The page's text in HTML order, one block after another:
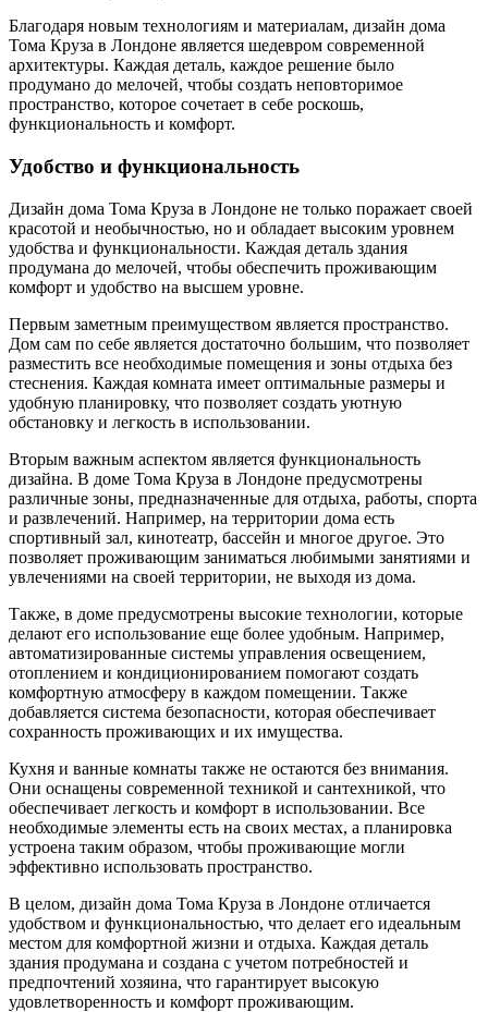
Благодаря новым технологиям и материалам, дизайн дома
Тома Круза в Лондоне является шедевром современной
архитектуры. Каждая деталь, каждое решение было
продумано до мелочей, чтобы создать неповторимое
пространство, которое сочетает в себе роскошь,
функциональность и комфорт.
Удобство и функциональность
Дизайн дома Тома Круза в Лондоне не только поражает своей
красотой и необычностью, но и обладает высоким уровнем
удобства и функциональности. Каждая деталь здания
продумана до мелочей, чтобы обеспечить проживающим
комфорт и удобство на высшем уровне.
Первым заметным преимуществом является пространство.
Дом сам по себе является достаточно большим, что позволяет
разместить все необходимые помещения и зоны отдыха без
стеснения. Каждая комната имеет оптимальные размеры и
удобную планировку, что позволяет создать уютную
обстановку и легкость в использовании.
Вторым важным аспектом является функциональность
дизайна. В доме Тома Круза в Лондоне предусмотрены
различные зоны, предназначенные для отдыха, работы, спорта
и развлечений. Например, на территории дома есть
спортивный зал, кинотеатр, бассейн и многое другое. Это
позволяет проживающим заниматься любимыми занятиями и
увлечениями на своей территории, не выходя из дома.
Также, в доме предусмотрены высокие технологии, которые
делают его использование еще более удобным. Например,
автоматизированные системы управления освещением,
отоплением и кондиционированием помогают создать
комфортную атмосферу в каждом помещении. Также
добавляется система безопасности, которая обеспечивает
сохранность проживающих и их имущества.
Кухня и ванные комнаты также не остаются без внимания.
Они оснащены современной техникой и сантехникой, что
обеспечивает легкость и комфорт в использовании. Все
необходимые элементы есть на своих местах, а планировка
устроена таким образом, чтобы проживающие могли
эффективно использовать пространство.
В целом, дизайн дома Тома Круза в Лондоне отличается
удобством и функциональностью, что делает его идеальным
местом для комфортной жизни и отдыха. Каждая деталь
здания продумана и создана с учетом потребностей и
предпочтений хозяина, что гарантирует высокую
удовлетворенность и комфорт проживающим.